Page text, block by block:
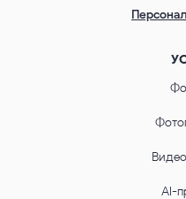
AI-